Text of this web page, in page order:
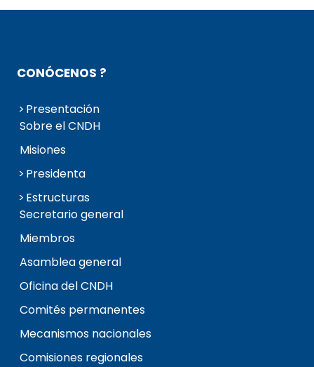
CONÓCENOS ?
Presentación
Sobre el CNDH
Misiones
Presidenta
Estructuras
Secretario general
Miembros
Asamblea general
Oficina del CNDH
Comités permanentes
Mecanismos nacionales
Comisiones regionales